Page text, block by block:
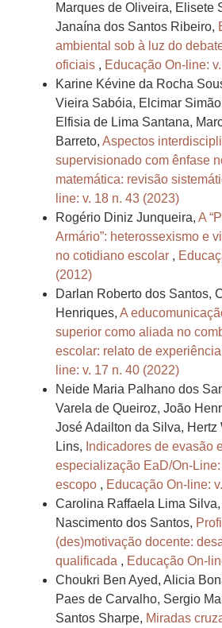
Marques de Oliveira, Elisete
Janaína dos Santos Ribeiro,
ambiental sob à luz do
oficiais , Educação On-line:
Karine Kévine da Rocha
Vieira Sabóia, Elcimar
Elfisia de Lima Santana,
Barreto, Aspectos
supervisionado com ênfase
matemática: revisão
line: v. 18 n. 43 (2023)
Rogério Diniz Junqueira, A
Armário”: heterossexismo e
no cotidiano escolar ,
(2012)
Darlan Roberto dos Santos,
Henriques, A
superior como aliada no
escolar: relato de experiência
line: v. 17 n. 40 (2022)
Neide Maria Palhano dos
Varela de Queiroz, João
José Adailton da Silva, Hertz
Lins, Indicadores de evasão
especialização EaD/On-
escopo , Educação On-line:
Carolina Raffaela Lima
Nascimento dos Santos,
(des)motivação docente:
qualificada , Educação On-
Choukri Ben Ayed, Alicia
Paes de Carvalho, Sergio
Santos Sharpe, Miradas